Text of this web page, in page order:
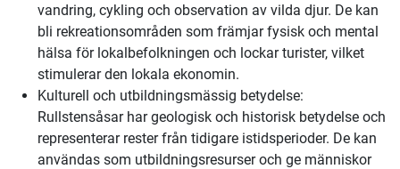
vandring, cykling och observation av vilda djur. De kan
bli rekreationsområden som främjar fysisk och mental
hälsa för lokalbefolkningen och lockar turister, vilket
stimulerar den lokala ekonomin.
Kulturell och utbildningsmässig betydelse:
Rullstensåsar har geologisk och historisk betydelse och
representerar rester från tidigare istidsperioder. De kan
användas som utbildningsresurser och ge människor